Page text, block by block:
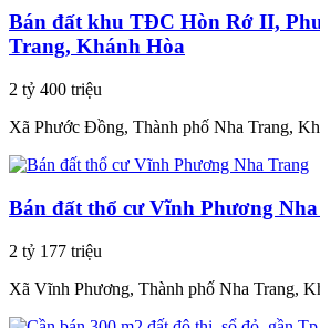
Bán đất khu TĐC Hòn Rớ II,
Trang, Khánh Hòa
2 tỷ 400 triệu
Xã Phước Đồng, Thành phố Nha Trang,
Bán đất thổ cư Vĩnh Phương
2 tỷ 177 triệu
Xã Vĩnh Phương, Thành phố Nha Trang,